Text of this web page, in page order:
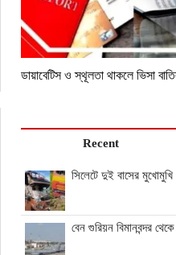
ডায়াবেটিস ও স্থূলতা থাকলে ভিসা
Recent
সিলেটে দুই বাসের
বেন গুরিয়ন বিমানবন্দর